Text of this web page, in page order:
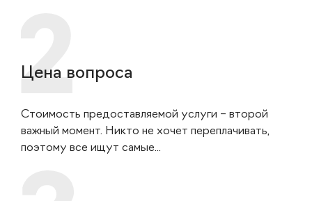
Цена вопроса
Стоимость предоставляемой услуги – второй
важный момент. Никто не хочет переплачивать,
поэтому все ищут самые...